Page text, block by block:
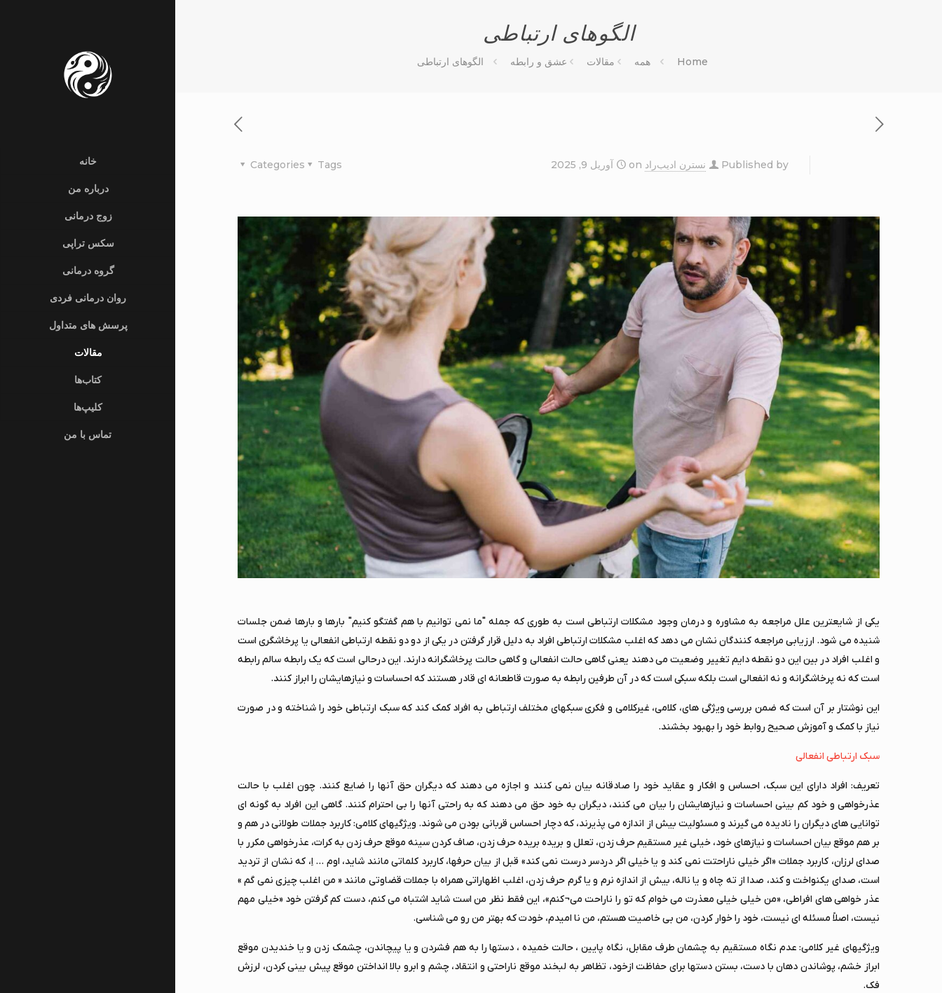
خانه
درباره من
زوج درمانی
سکس تراپی
گروه درمانی
روان درمانی فردی
پرسش های متداول
مقالات
کتاب‌ها
کلیپ‌ها
تماس با من
الگوهای ارتباطی
Home همه مقالات عشق و رابطه الگوهای ارتباطی
Published by نسترن ادیب‌راد on آوریل 9, 2025 Categories Tags
یکی از شایعترین علل مراجعه به مشاوره و درمان وجود مشکلات ارتباطی است به طوری که جمله "ما نمی توانیم با هم گفتگو کنیم" بارها و بارها ضمن جلسات
شنیده می شود. ارزیابی مراجعه کنندگان نشان می دهد که اغلب مشکلات ارتباطی افراد به دلیل قرار گرفتن در یکی از دو دو نقطه ارتباطی انفعالی یا پرخاشگری است
و اغلب افراد در بین این دو نقطه دایم تغییر وضعیت می دهند یعنی گاهی حالت انفعالی و گاهی حالت پرخاشگرانه دارند. این درحالی است که یک رابطه سالم رابطه
است که نه پرخاشگرانه و نه انفعالی است بلکه سبکی است که در آن طرفین رابطه به صورت قاطعانه ای قادر هستند که احساسات و نیازهایشان را ابراز کنند.
این نوشتار بر آن است که ضمن بررسی ویژگی های، کلامی، غیرکلامی و فکری سبکهای مختلف ارتباطی به افراد کمک کند که سبک ارتباطی خود را شناخته و در صورت
نیاز با کمک و آموزش صحیح روابط خود را بهبود بخشند.
سبک ارتباطی انفعالی
تعریف: افراد دارای این سبک، احساس و افکار و عقاید خود را صادقانه بیان نمی کنند و اجازه می دهند که دیگران حق آنها را ضایع کنند. چون اغلب با حالت
عذرخواهی و خود کم بینی احساسات و نیازهایشان را بیان می کنند، دیگران به خود حق می دهند که به راحتی آنها را بی احترام کنند. گاهی این افراد به گونه ای
توانایی های دیگران را نادیده می گیرند و مسئولیت بیش از اندازه می پذیرند، که دچار احساس قربانی بودن می شوند. ویژگیهای کلامی: کاربرد جملات طولانی در هم و
بر هم موقع بیان احساسات و نیازهای خود، خیلی غیر مستقیم حرف زدن، تعلل و بریده بریده حرف زدن، صاف کردن سینه موقع حرف زدن به کرات، عذرخواهی مکرر با
صدای لرزان، کاربرد جملات «اگر خیلی ناراحتت نمی کند و یا خیلی اگر دردسر درست نمی کند» قبل از بیان حرفها، کاربرد کلماتی مانند شاید، اوم ... اِ، که نشان از تردید
است، صدای یکنواخت و کند، صدا از ته چاه و یا ناله، بیش از اندازه نرم و یا گرم حرف زدن، اغلب اظهاراتی همراه با جملات قضاوتی مانند « من اغلب چیزی نمی گم »
عذر خواهی های افراطی، «من خیلی خیلی معذرت می خوام که تو را ناراحت می¬کنم»، این فقط نظر من است شاید اشتباه می کنم، دست کم گرفتن خود «خیلی مهم
نیست، اصلاً مسئله ای نیست، خود را خوار کردن، من بی خاصیت هستم، من نا امیدم، خودت که بهتر من رو می شناسی.
ویژگیهای غیر کلامی: عدم نگاه مستقیم به چشمان طرف مقابل، نگاه پایین ، حالت خمیده ، دستها را به هم فشردن و یا پیچاندن، چشمک زدن و یا خندیدن موقع
ابراز خشم، پوشاندن دهان با دست، بستن دستها برای حفاظت ازخود، تظاهر به لبخند موقع ناراحتی و انتقاد، چشم و ابرو بالا انداختن موقع پیش بینی کردن، لرزش
فک.